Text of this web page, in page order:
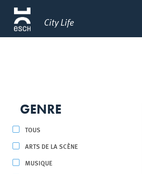
City Life
GENRE
TOUS
ARTS DE LA SCÈNE
MUSIQUE